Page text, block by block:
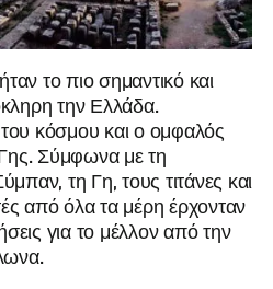
το πιο σημαντικό και
την Ελλάδα.
κόσμου και ο ομφαλός
Σύμφωνα με τη
τη Γη, τους τιτάνες και
από όλα τα μέρη έρχονταν
για το μέλλον από την